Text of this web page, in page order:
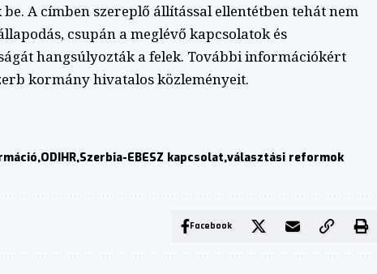
A címben szereplő állítással ellentétben tehát nem
csupán a meglévő kapcsolatok és
hangsúlyozták a felek. További információkért
kormány hivatalos közleményeit.
ODIHR Szerbia-EBESZ kapcsolat választási reformok
Facebook